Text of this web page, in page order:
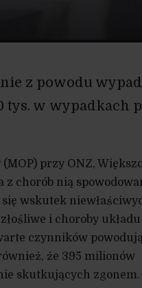
z powodu
tys. w wypadkach
przy ONZ,
z chorób nią
wskutek
i choroby układu
czynników
że 395 milionów
skutkujących zgonem.